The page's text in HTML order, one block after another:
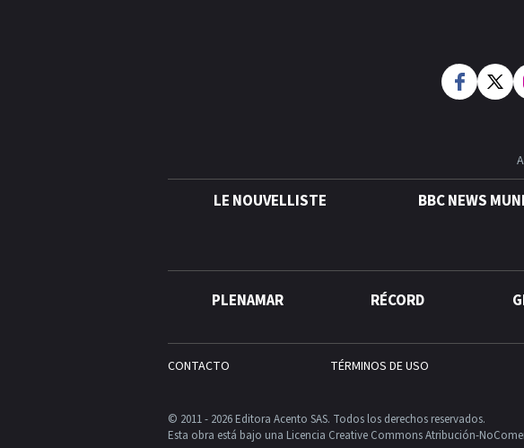
LE NOUVELLISTE BBC NEWS
PLENAMAR RÉCORD
CONTACTO TÉRMINOS DE USO
© 2011 - 2026 Editora Acento SAS. Todos los derechos reservados.
Esta obra está bajo una Licencia Creative Commons Atribución-